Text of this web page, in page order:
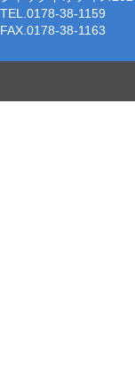
TEL.0178-38-1159
FAX.0178-38-1163